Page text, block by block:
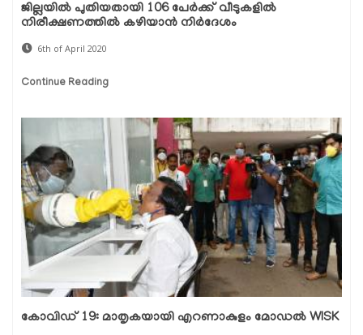
ജില്ലയില്‍ പുതിയതായി 106 പേര്‍ക്ക് വീടുകളില്‍
നിരീക്ഷണത്തില്‍ കഴിയാന്‍ നിര്‍ദേശം
6th of April 2020
Continue Reading
കോവിഡ് 19: മാതൃകയായി എറണാകുളം മോഡല്‍ WISK